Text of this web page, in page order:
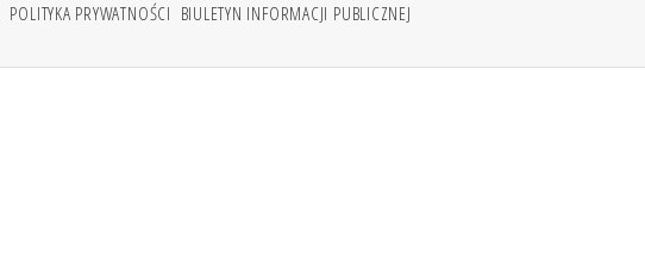
POLITYKA PRYWATNOŚCI BIULETYN INFORMACJI PUBLICZNEJ